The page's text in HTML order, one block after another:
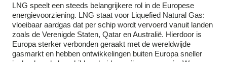
LNG speelt een steeds belangrijkere rol in de Europese
energievoorziening. LNG staat voor Liquefied Natural Gas:
vloeibaar aardgas dat per schip wordt vervoerd vanuit landen
zoals de Verenigde Staten, Qatar en Australië. Hierdoor is
Europa sterker verbonden geraakt met de wereldwijde
gasmarkt en hebben ontwikkelingen buiten Europa sneller